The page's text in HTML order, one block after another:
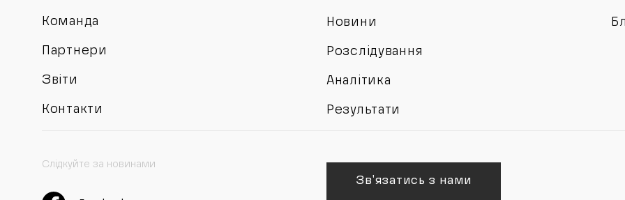
Команда
Партнери
Звіти
Контакти
Новини
Розслідування
Аналітика
Результати
Слідкуйте за новинами
Зв'язатись з нами